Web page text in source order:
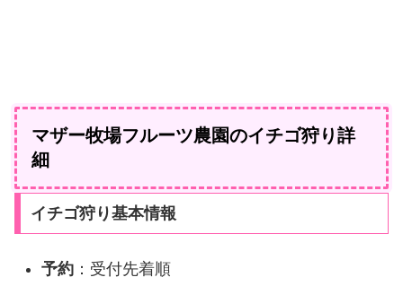
マザー牧場フルーツ農園のイチゴ狩り詳
細
イチゴ狩り基本情報
予約：受付先着順